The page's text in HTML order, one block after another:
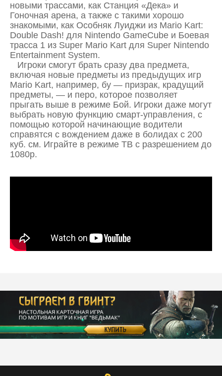
новыми трассами, как Станция «Дека» и
Гоночная арена, а также с такими хорошо
знакомыми, как Особняк Луиджи из Mario Kart:
Double Dash! для Nintendo GameCube и Боевая
трасса 1 из Super Mario Kart для Super Nintendo
Entertainment System.
Игроки смогут брать сразу два предмета,
включая новые предметы из предыдущих игр
Mario Kart, например, бу — призрак, крадущий
предметы, — и перо, которое позволяет
прыгать выше в режиме Бой. Игроки даже могут
выбрать новую функцию смарт-управления, с
помощью которой начинающие водители
справятся с вождением даже в болидах с 200
куб. см. Играйте в режиме ТВ с разрешением до
1080p.